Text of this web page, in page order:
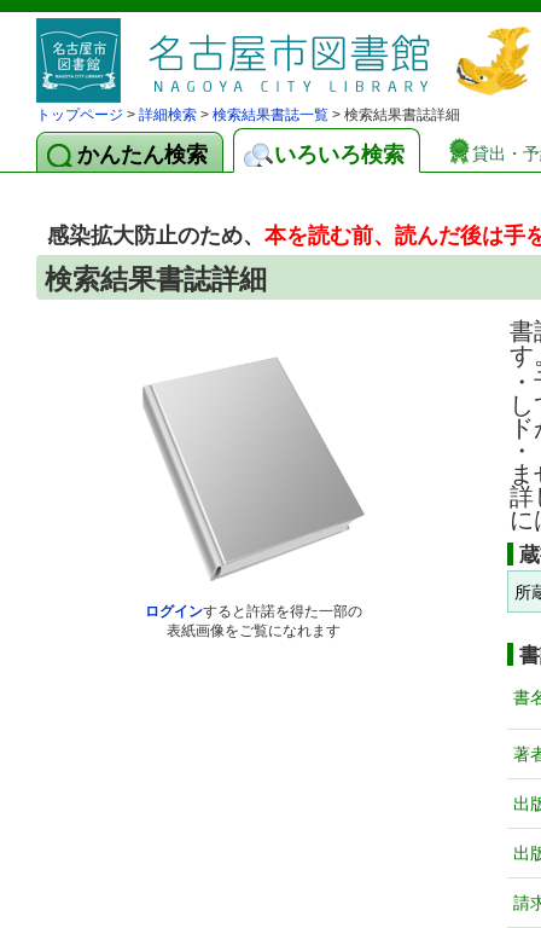
トップページ > 詳細検索 > 検索結果書誌一覧 > 検索結果書誌詳細
かんたん検索 いろいろ検索 貸出・
感染拡大防止のため、本を読む前、読んだ後は手
検索結果書誌詳細
ログインすると許諾を得た一部の
表紙画像をご覧になれます
書
す
詳
に
所
書
著
出
出
請